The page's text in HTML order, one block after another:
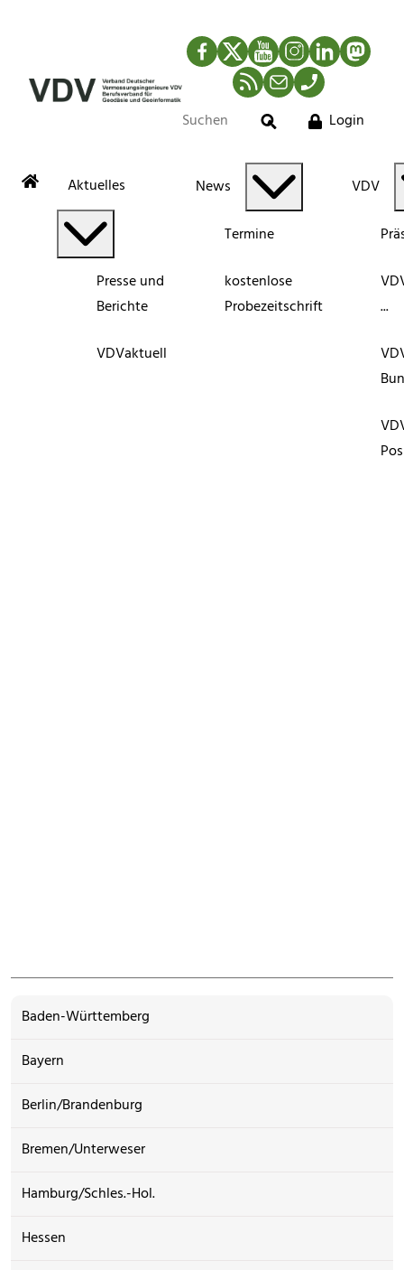
Facebook
TwitterYouTubeInstagram
LinkedIn
RSS-Newsfeed
MailTelefon
Suche
Login
Aktuelles
Presse und
Berichte
VDVaktuell
News
Termine
kostenlose
Probezeitschrift
VDV
...
Baden-Württemberg
Bayern
Berlin/Brandenburg
Bremen/Unterweser
Hamburg/Schles.-Hol.
Hessen